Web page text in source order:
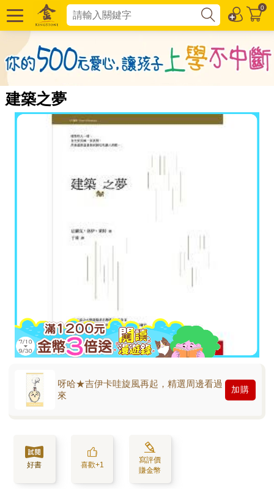
0
建築之夢
呀哈★吉伊卡哇旋風再起，精選周邊看過
來
加購
好書 喜歡+1
寫評價
賺金幣